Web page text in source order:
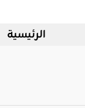
الرئيسية